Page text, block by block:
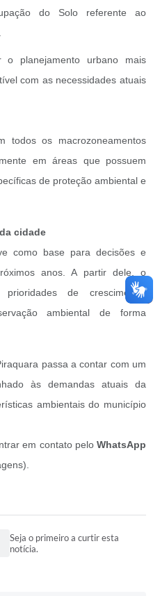
do Solo referente ao
o planejamento urbano mais
com as necessidades atuais
todos os macrozoneamentos
em áreas que possuem
de proteção ambiental e
cidade
como base para decisões e
anos. A partir dele, o
de crescimento,
ambiental de forma
passa a contar com um
às demandas atuais da
ambientais do município
em contato pelo WhatsApp
Seja o primeiro a curtir esta
notícia.